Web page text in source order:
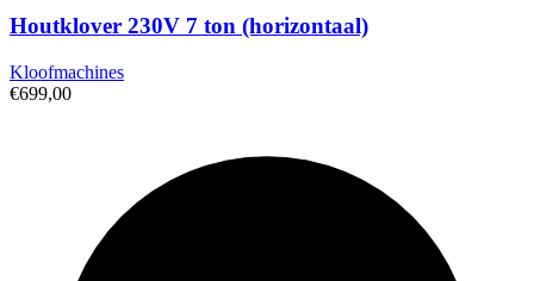
Houtklover 230V 7 ton (horizontaal)
Kloofmachines
€699,00